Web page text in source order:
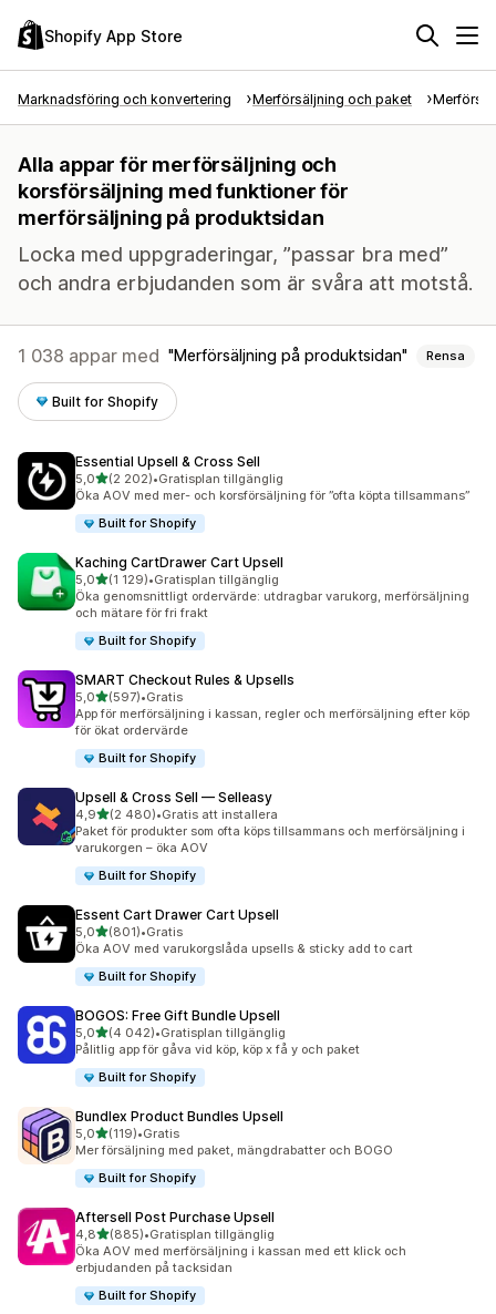
Shopify App Store
Marknadsföring och konvertering Merförsäljning och paket
Alla appar för merförsäljning och
korsförsäljning med funktioner för
merförsäljning på produktsidan
Locka med uppgraderingar, ”passar bra med”
och andra erbjudanden som är svåra att motstå.
1 038 appar med Merförsäljning på produktsidan Rensa
Built for Shopify
Essential Upsell & Cross Sell
5,0av 5 stjärnor
(2 202)
2202 recensioner totalt
•Gratisplan tillgänglig
Öka AOV med mer- och korsförsäljning för ”ofta köpta tillsammans”
Built for Shopify
Kaching CartDrawer Cart Upsell
5,0av 5 stjärnor
(1 129)
1129 recensioner totalt
•Gratisplan tillgänglig
Öka genomsnittligt ordervärde: utdragbar varukorg, merförsäljning
och mätare för fri frakt
Built for Shopify
SMART Checkout Rules & Upsells
5,0av 5 stjärnor
(597)
597 recensioner totalt
•Gratis
App för merförsäljning i kassan, regler och merförsäljning efter köp
för ökat ordervärde
Built for Shopify
Upsell & Cross Sell — Selleasy
4,9av 5 stjärnor
(2 480)
2480 recensioner totalt
•Gratis att installera
Paket för produkter som ofta köps tillsammans och merförsäljning i
varukorgen – öka AOV
Built for Shopify
Essent Cart Drawer Cart Upsell
5,0av 5 stjärnor
(801)
801 recensioner totalt
•Gratis
Öka AOV med varukorgslåda upsells & sticky add to cart
Built for Shopify
BOGOS: Free Gift Bundle Upsell
5,0av 5 stjärnor
(4 042)
4042 recensioner totalt
•Gratisplan tillgänglig
Pålitlig app för gåva vid köp, köp x få y och paket
Built for Shopify
Bundlex Product Bundles Upsell
5,0av 5 stjärnor
(119)
119 recensioner totalt
•Gratis
Mer försäljning med paket, mängdrabatter och BOGO
Built for Shopify
Aftersell Post Purchase Upsell
4,8av 5 stjärnor
(885)
885 recensioner totalt
•Gratisplan tillgänglig
Öka AOV med merförsäljning i kassan med ett klick och
erbjudanden på tacksidan
Built for Shopify